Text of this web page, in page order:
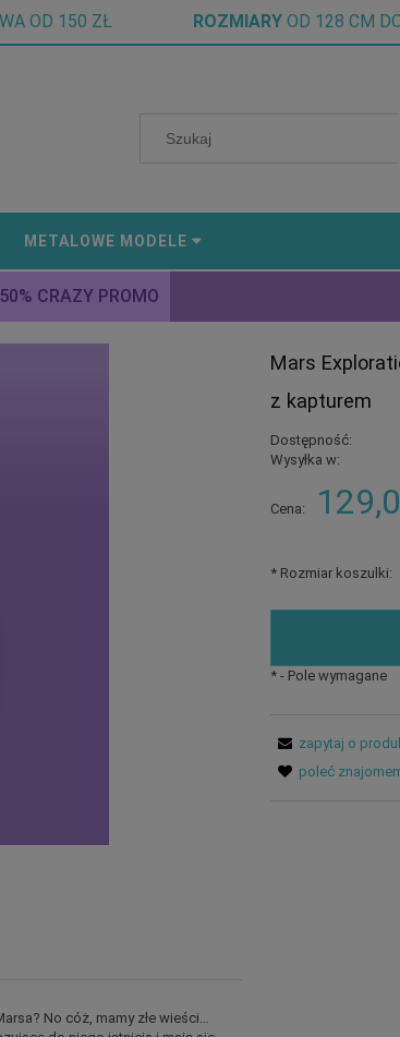
METALOWE MODELE
CRAZY PROMO
OD 150 ZŁ ROZMIARY OD 128 CM
Mars
z kapturem
Dostępność:
Wysyłka w:
Cena:
* Rozmiar koszulki:
* - Pole wymagane
zapytaj o
poleć
No cóż, mamy złe wieści…